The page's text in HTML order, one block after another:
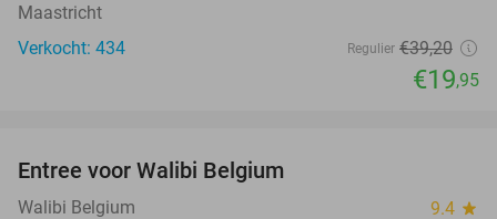
Maastricht
Verkocht: 434
Regulier €39,20
€19,95
Entree voor Walibi Belgium
Walibi Belgium 9.4 star